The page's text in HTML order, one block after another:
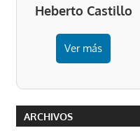
Heberto Castillo
Ver más
ARCHIVOS